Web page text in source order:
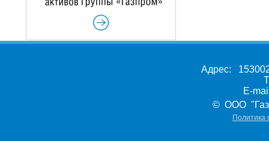
Адрес:
E-
© ООО
Политика